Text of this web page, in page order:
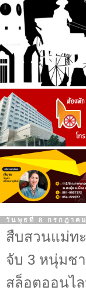
วันพุธที่ 8 กรกฎาค
สืบสวนแม่ท
จับ 3 หนุ่มช
สล็อตออนไ